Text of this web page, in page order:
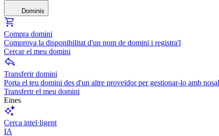
Dominis
Compra domini
Comprova la disponibilitat d'un nom de domini i registra'l
Cercar el meu domini
Transferir domini
Porta el teu domini des d'un altre proveïdor per gestionar-lo amb
Transferir el meu domini
Eines
Cerca intel·ligent
IA